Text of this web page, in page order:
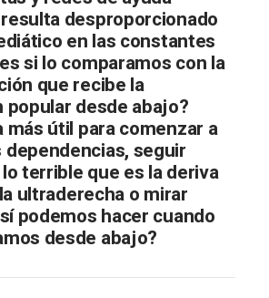
desproporcionado
en las constantes
si lo comparamos con la
que recibe la
popular desde abajo?
más útil para comenzar a
seguir
terrible que es la deriva
ultraderecha o mirar
podemos hacer cuando
desde abajo?